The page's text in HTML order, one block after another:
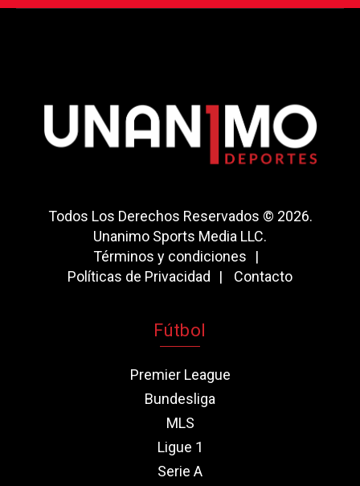
Todos Los Derechos Reservados © 2026.
Unanimo Sports Media LLC.
Términos y condiciones
Políticas de Privacidad
Contacto
Fútbol
Premier League
Bundesliga
MLS
Ligue 1
Serie A